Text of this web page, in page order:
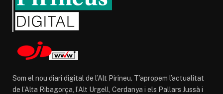
Som el nou diari digital de l’Alt Pirineu. T’apropem l’actualitat
de l’Alta Ribagorça, l’Alt Urgell, Cerdanya i els Pallars Jussà i